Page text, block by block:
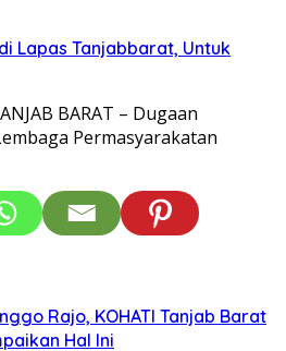
Lapas Tanjabbarat, Untuk
BARAT – Dugaan
Permasyarakatan
Rajo, KOHATI Tanjab Barat
Hal Ini